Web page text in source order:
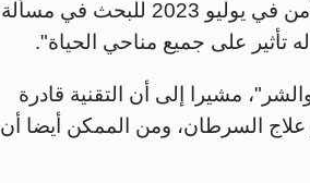
وقال غوتيريش في جلسة هي الأولى التي يخصّصها مجلس الأمن في يوليو 2023 للبحث في مسألة
تأثير على جميع مناحي الحياة".
مشيرا إلى أن التقنية قادرة
السرطان، ومن الممكن أيضا أن